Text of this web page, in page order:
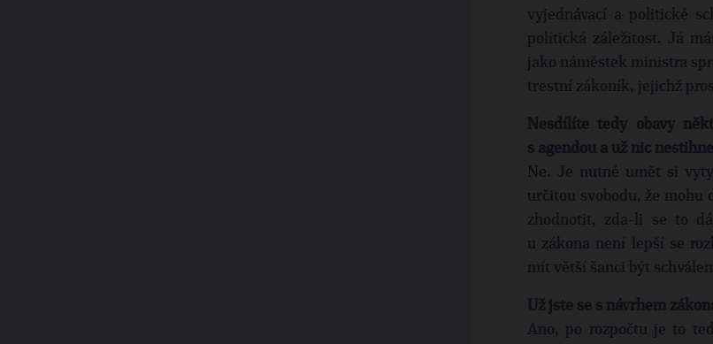
vyjednávací a politické
politická záležitost. Já
jako náměstek ministra
trestní zákoník, jejichž
Nesdílíte tedy obavy
s agendou a už nic
Ne. Je nutné umět si
určitou svobodu, že mohu
zhodnotit, zda-li se to
u zákona není lepší se
mít větší šanci být
Už jste se s návrhem
Ano, po rozpočtu je to